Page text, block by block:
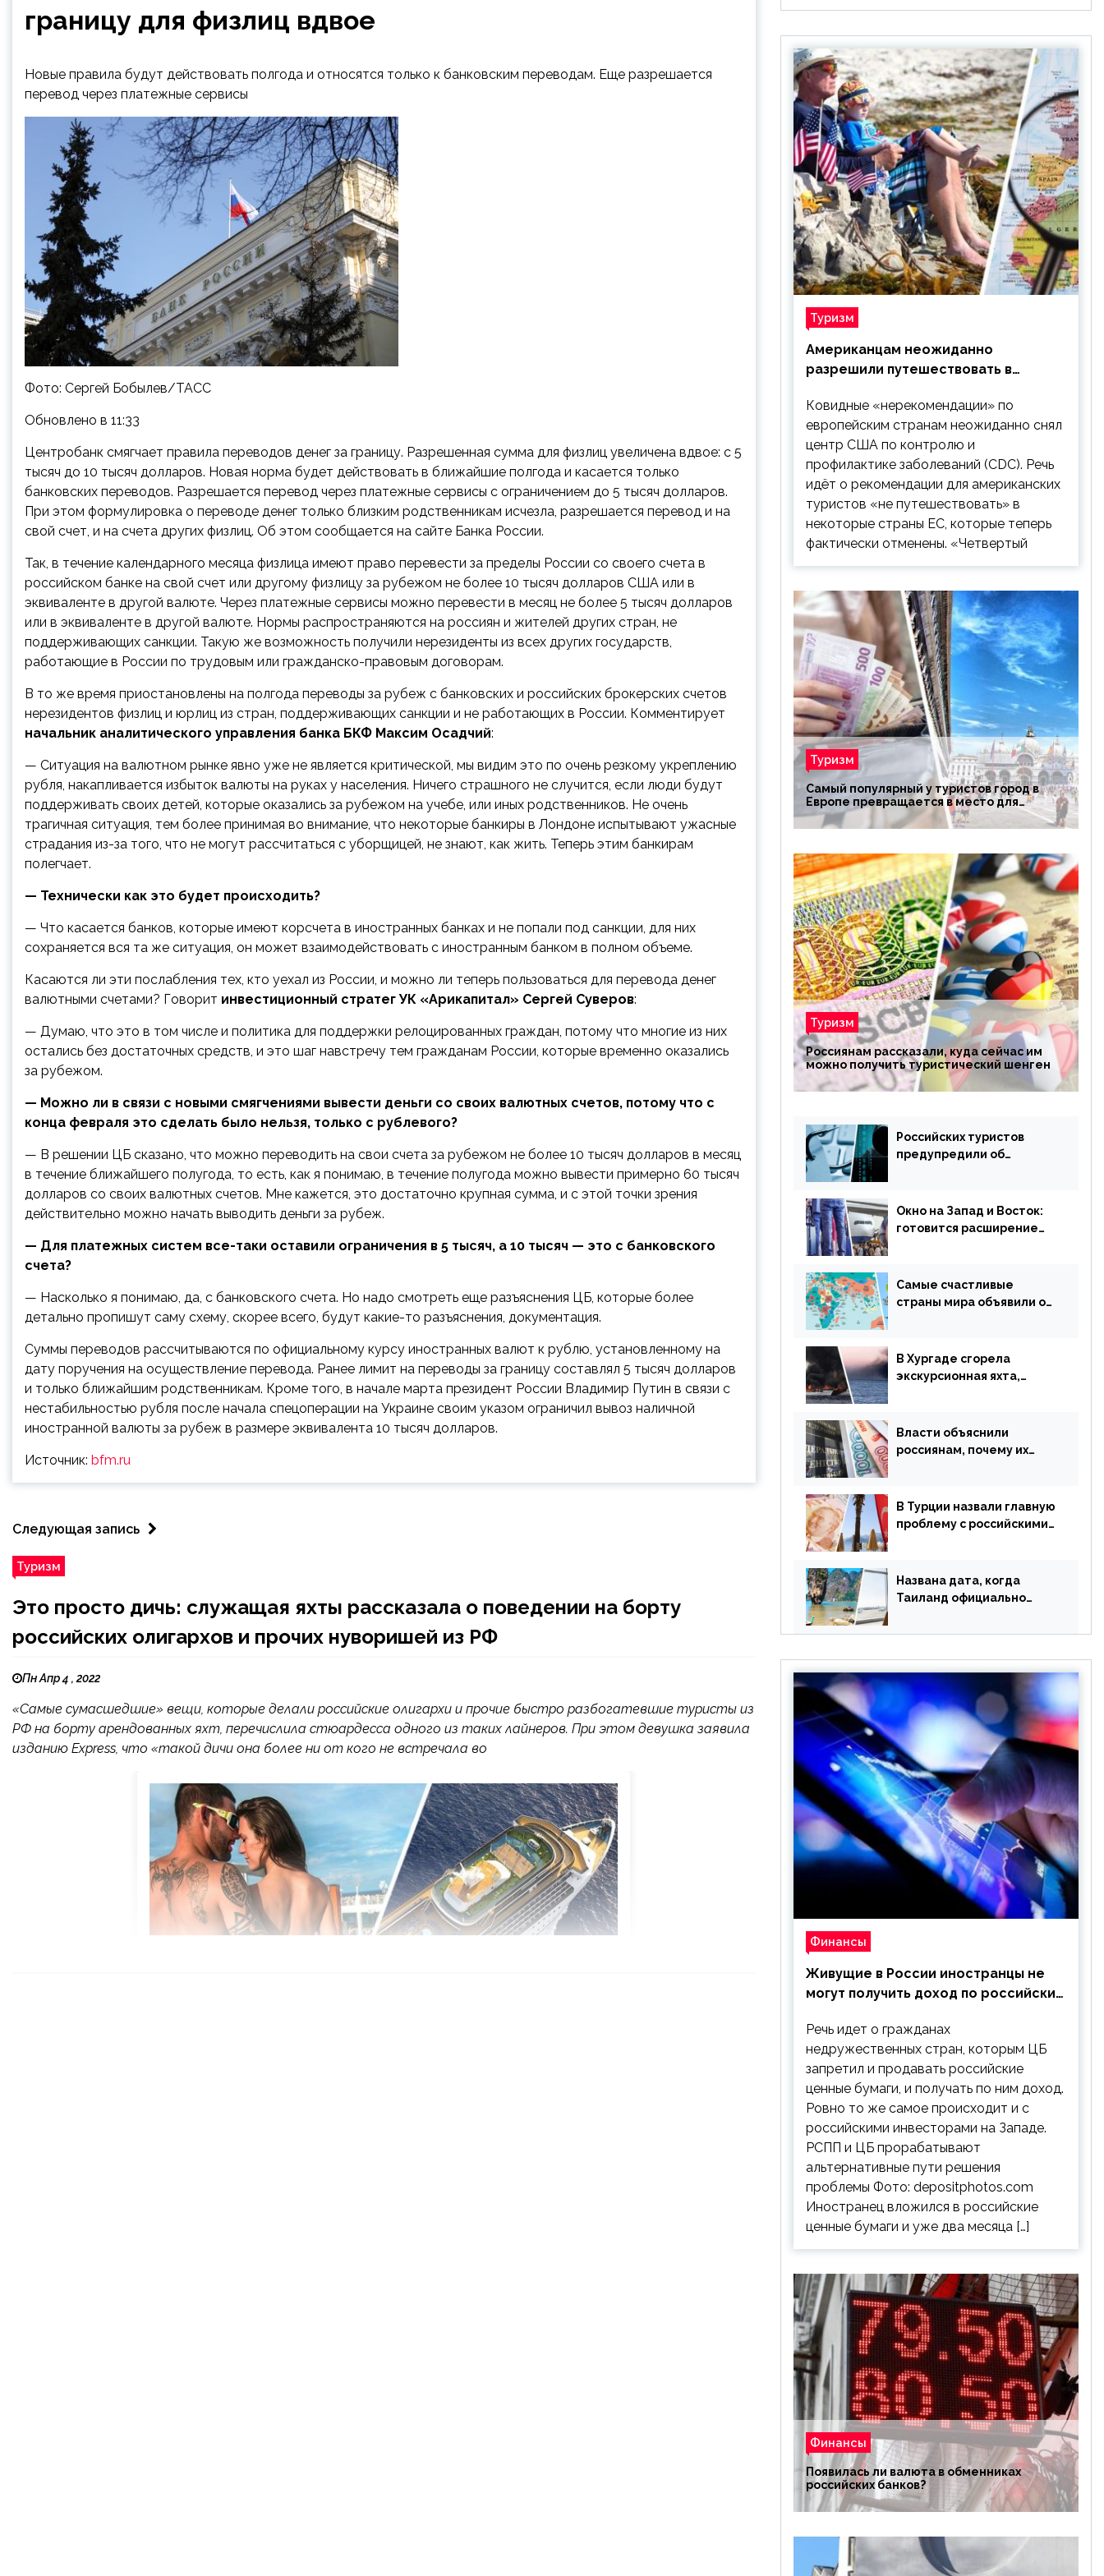
границу для физлиц вдвое
Новые правила будут действовать полгода и относятся только к банковским переводам. Еще разрешается
перевод через платежные сервисы
Фото: Сергей Бобылев/ТАСС
Обновлено в 11:33
Центробанк смягчает правила переводов денег за границу. Разрешенная сумма для физлиц увеличена вдвое: с 5
тысяч до 10 тысяч долларов. Новая норма будет действовать в ближайшие полгода и касается только
банковских переводов. Разрешается перевод через платежные сервисы с ограничением до 5 тысяч долларов.
При этом формулировка о переводе денег только близким родственникам исчезла, разрешается перевод и на
свой счет, и на счета других физлиц. Об этом сообщается на сайте Банка России.
Так, в течение календарного месяца физлица имеют право перевести за пределы России со своего счета в
российском банке на свой счет или другому физлицу за рубежом не более 10 тысяч долларов США или в
эквиваленте в другой валюте. Через платежные сервисы можно перевести в месяц не более 5 тысяч долларов
или в эквиваленте в другой валюте. Нормы распространяются на россиян и жителей других стран, не
поддерживающих санкции. Такую же возможность получили нерезиденты из всех других государств,
работающие в России по трудовым или гражданско-правовым договорам.
В то же время приостановлены на полгода переводы за рубеж с банковских и российских брокерских счетов
нерезидентов физлиц и юрлиц из стран, поддерживающих санкции и не работающих в России. Комментирует
начальник аналитического управления банка БКФ Максим Осадчий:
— Ситуация на валютном рынке явно уже не является критической, мы видим это по очень резкому укреплению
рубля, накапливается избыток валюты на руках у населения. Ничего страшного не случится, если люди будут
поддерживать своих детей, которые оказались за рубежом на учебе, или иных родственников. Не очень
трагичная ситуация, тем более принимая во внимание, что некоторые банкиры в Лондоне испытывают ужасные
страдания из-за того, что не могут рассчитаться с уборщицей, не знают, как жить. Теперь этим банкирам
полегчает.
— Технически как это будет происходить?
— Что касается банков, которые имеют корсчета в иностранных банках и не попали под санкции, для них
сохраняется вся та же ситуация, он может взаимодействовать с иностранным банком в полном объеме.
Касаются ли эти послабления тех, кто уехал из России, и можно ли теперь пользоваться для перевода денег
валютными счетами? Говорит инвестиционный стратег УК «Арикапитал» Сергей Суверов:
— Думаю, что это в том числе и политика для поддержки релоцированных граждан, потому что многие из них
остались без достаточных средств, и это шаг навстречу тем гражданам России, которые временно оказались
за рубежом.
— Можно ли в связи с новыми смягчениями вывести деньги со своих валютных счетов, потому что с
конца февраля это сделать было нельзя, только с рублевого?
— В решении ЦБ сказано, что можно переводить на свои счета за рубежом не более 10 тысяч долларов в месяц
в течение ближайшего полугода, то есть, как я понимаю, в течение полугода можно вывести примерно 60 тысяч
долларов со своих валютных счетов. Мне кажется, это достаточно крупная сумма, и с этой точки зрения
действительно можно начать выводить деньги за рубеж.
— Для платежных систем все-таки оставили ограничения в 5 тысяч, а 10 тысяч — это с банковского
счета?
— Насколько я понимаю, да, с банковского счета. Но надо смотреть еще разъяснения ЦБ, которые более
детально пропишут саму схему, скорее всего, будут какие-то разъяснения, документация.
Суммы переводов рассчитываются по официальному курсу иностранных валют к рублю, установленному на
дату поручения на осуществление перевода. Ранее лимит на переводы за границу составлял 5 тысяч долларов
и только ближайшим родственникам. Кроме того, в начале марта президент России Владимир Путин в связи с
нестабильностью рубля после начала спецоперации на Украине своим указом ограничил вывоз наличной
иностранной валюты за рубеж в размере эквивалента 10 тысяч долларов.
Источник: bfm.ru
Следующая запись
Туризм
Это просто дичь: служащая яхты рассказала о поведении на борту
российских олигархов и прочих нуворишей из РФ
Пн Апр 4 , 2022
«Самые сумасшедшие» вещи, которые делали российские олигархи и прочие быстро разбогатевшие туристы из
РФ на борту арендованных яхт, перечислила стюардесса одного из таких лайнеров. При этом девушка заявила
изданию Express, что «такой дичи она более ни от кого не встречала во
Туризм
Американцам неожиданно
разрешили путешествовать в
Ковидные «нерекомендации» по
европейским странам неожиданно снял
центр США по контролю и
профилактике заболеваний (CDC). Речь
идёт о рекомендации для американских
туристов «не путешествовать» в
некоторые страны ЕС, которые теперь
фактически отменены. «Четвертый
Туризм
Самый популярный у туристов город в
Европе превращается в место для
избранных
Туризм
Россиянам рассказали, куда сейчас им
можно получить туристический шенген
Российских туристов
предупредили об
мошенничества
Окно на Запад и Восток:
готовится расширение
страну
Самые счастливые
страны мира объявили об
В Хургаде сгорела
экскурсионная яхта,
Власти объяснили
россиянам, почему их
В Турции назвали главную
проблему с российскими
Названа дата, когда
Таиланд официально
ограничения
Финансы
Живущие в России иностранцы не
могут получить доход по российским
Речь идет о гражданах
недружественных стран, которым ЦБ
запретил и продавать российские
ценные бумаги, и получать по ним доход.
Ровно то же самое происходит и с
российскими инвесторами на Западе.
РСПП и ЦБ прорабатывают
альтернативные пути решения
проблемы Фото: depositphotos.com
Иностранец вложился в российские
ценные бумаги и уже два месяца […]
Финансы
Появилась ли валюта в обменниках
российских банков?